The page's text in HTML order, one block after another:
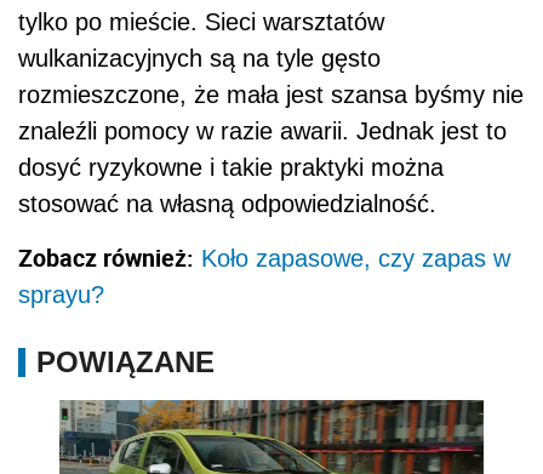
tylko po mieście. Sieci warsztatów
wulkanizacyjnych są na tyle gęsto
rozmieszczone, że mała jest szansa byśmy nie
znaleźli pomocy w razie awarii. Jednak jest to
dosyć ryzykowne i takie praktyki można
stosować na własną odpowiedzialność.
Zobacz również: Koło zapasowe, czy zapas w
sprayu?
POWIĄZANE